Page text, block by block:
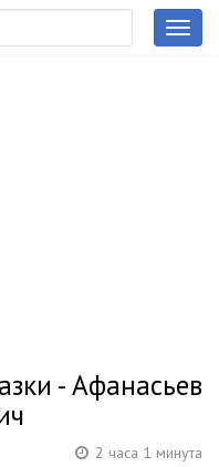
- Афанасьев
2 часа 1 минута